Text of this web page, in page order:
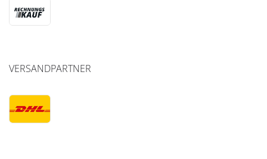
VERSANDPARTNER